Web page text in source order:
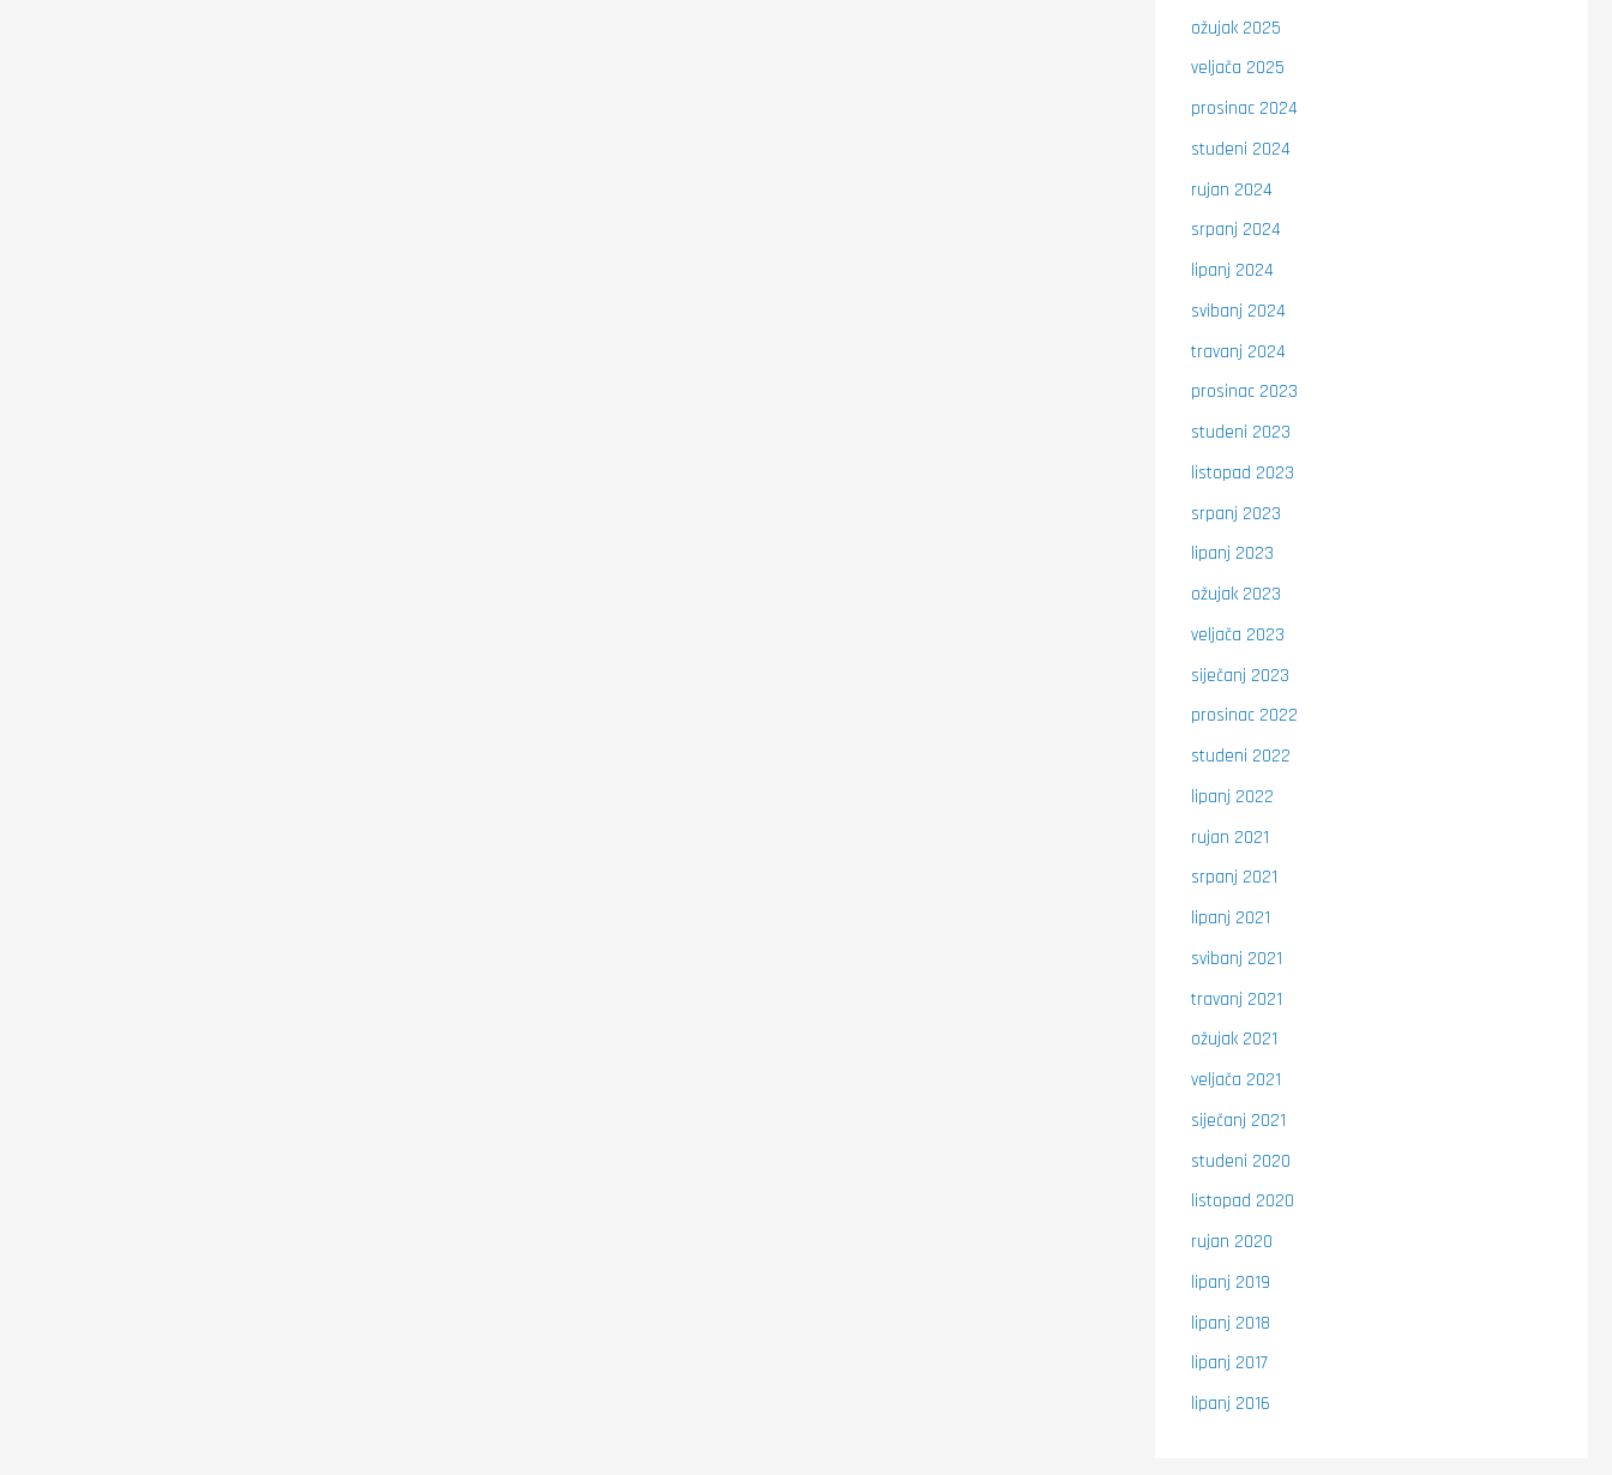
ožujak 2025
veljača 2025
prosinac 2024
studeni 2024
rujan 2024
srpanj 2024
lipanj 2024
svibanj 2024
travanj 2024
prosinac 2023
studeni 2023
listopad 2023
srpanj 2023
lipanj 2023
ožujak 2023
veljača 2023
siječanj 2023
prosinac 2022
studeni 2022
lipanj 2022
rujan 2021
srpanj 2021
lipanj 2021
svibanj 2021
travanj 2021
ožujak 2021
veljača 2021
siječanj 2021
studeni 2020
listopad 2020
rujan 2020
lipanj 2019
lipanj 2018
lipanj 2017
lipanj 2016